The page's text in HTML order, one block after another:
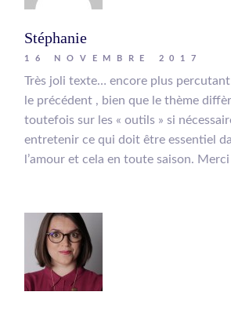
Stéphanie
16 NOVEMBRE 2017
Très joli texte… encore plus
le précédent , bien que le thème
toutefois sur les « outils » si
entretenir ce qui doit être essentiel
l’amour et cela en toute saison.